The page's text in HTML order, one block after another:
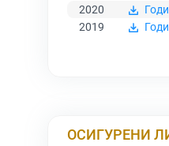
2020
2019
ОСИГУРЕНИ